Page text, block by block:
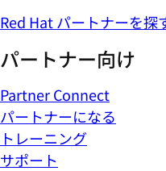
Red Hat パートナーを探
パートナー向け
Partner Connect
パートナーになる
トレーニング
サポート